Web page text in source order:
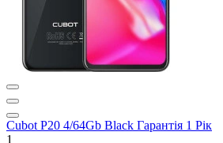
Cubot P20 4/64Gb Black Гарантія 1 Рік
1